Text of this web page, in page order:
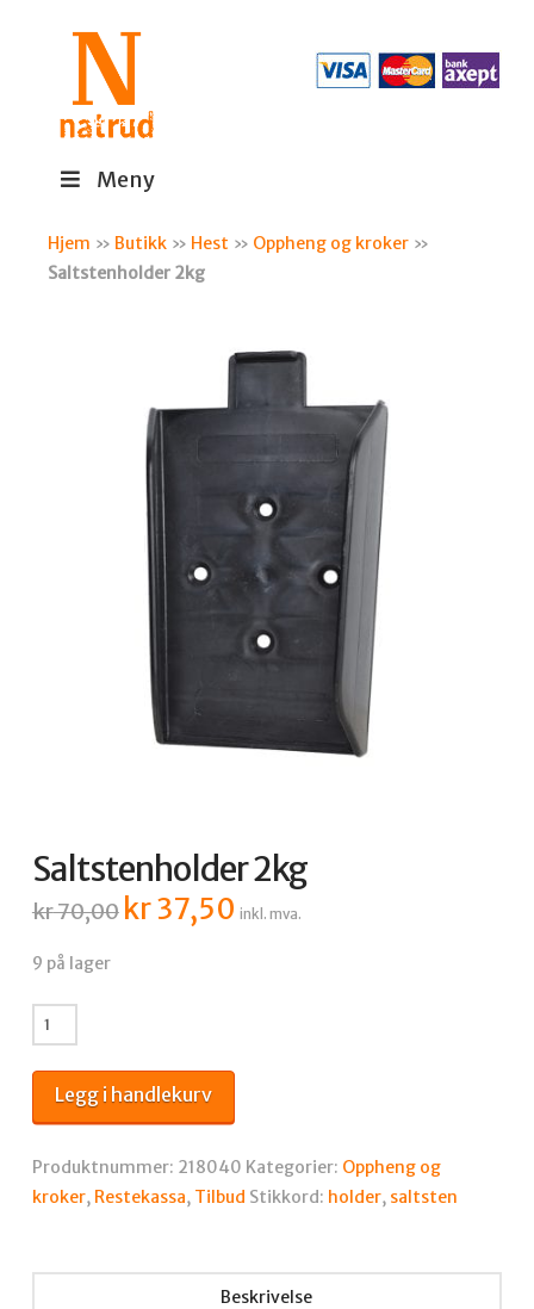
Meny
Hjem » Butikk » Hest » Oppheng og kroker »
Saltstenholder 2kg
Saltstenholder 2kg
kr70,00 Opprinnelig
pris
kr37,50 Nåværende
pris
inkl. mva.
9 på lager
Saltstenholder
2kg
antall
Legg i handlekurv
Produktnummer: 218040 Kategorier: Oppheng og
kroker, Restekassa, Tilbud Stikkord: holder, saltsten
Beskrivelse